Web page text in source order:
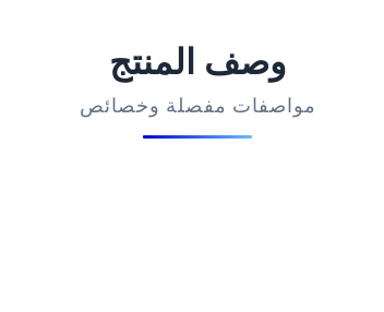
وصف المنتج
مواصفات مفصلة وخصائص